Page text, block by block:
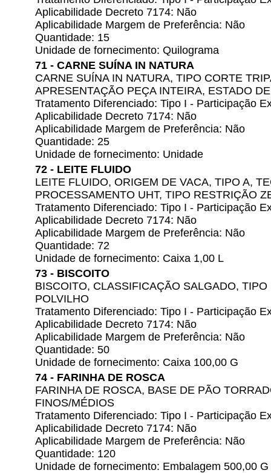
Aplicabilidade Decreto 7174: Não
Aplicabilidade Margem de Preferência: Não
Quantidade: 15
Unidade de fornecimento: Quilograma
71 - CARNE SUÍNA IN NATURA
CARNE SUÍNA IN NATURA, TIPO CORTE
APRESENTAÇÃO PEÇA INTEIRA, ESTADO
Tratamento Diferenciado: Tipo I - Participação
Aplicabilidade Decreto 7174: Não
Aplicabilidade Margem de Preferência: Não
Quantidade: 25
Unidade de fornecimento: Unidade
72 - LEITE FLUIDO
LEITE FLUIDO, ORIGEM DE VACA, TIPO A,
PROCESSAMENTO UHT, TIPO RESTRIÇÃO
Tratamento Diferenciado: Tipo I - Participação
Aplicabilidade Decreto 7174: Não
Aplicabilidade Margem de Preferência: Não
Quantidade: 72
Unidade de fornecimento: Caixa 1,00 L
73 - BISCOITO
BISCOITO, CLASSIFICAÇÃO SALGADO,
POLVILHO
Tratamento Diferenciado: Tipo I - Participação
Aplicabilidade Decreto 7174: Não
Aplicabilidade Margem de Preferência: Não
Quantidade: 50
Unidade de fornecimento: Caixa 100,00 G
74 - FARINHA DE ROSCA
FARINHA DE ROSCA, BASE DE PÃO
FINOS/MÉDIOS
Tratamento Diferenciado: Tipo I - Participação
Aplicabilidade Decreto 7174: Não
Aplicabilidade Margem de Preferência: Não
Quantidade: 120
Unidade de fornecimento: Embalagem 500,00 G